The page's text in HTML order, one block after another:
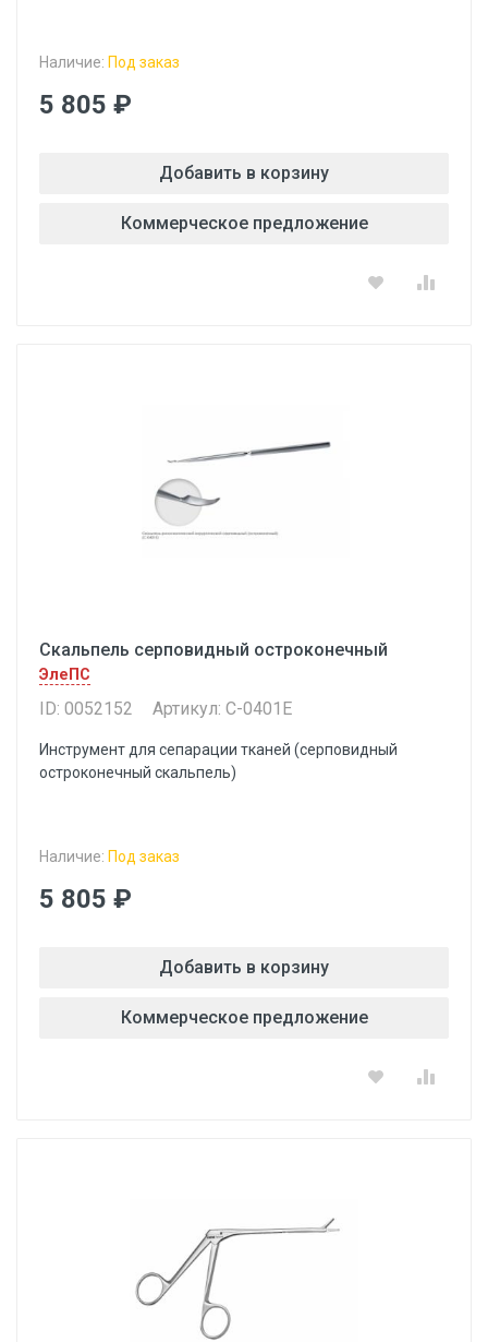
Наличие: Под заказ
5 805 ₽
Добавить в корзину
Коммерческое предложение
Скальпель серповидный остроконечный
ЭлеПС
ID: 0052152 Артикул: С-0401Е
Инструмент для сепарации тканей (серповидный
остроконечный скальпель)
Наличие: Под заказ
5 805 ₽
Добавить в корзину
Коммерческое предложение